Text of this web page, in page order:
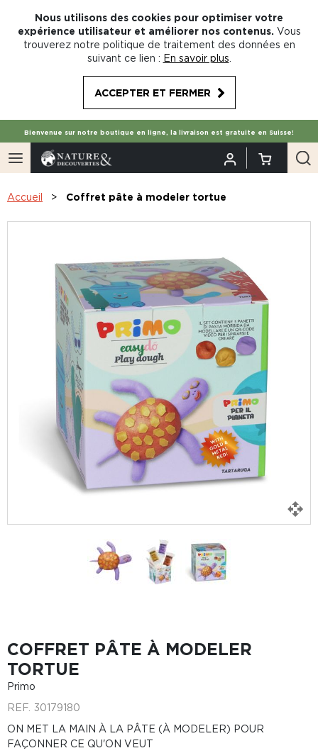
Nous utilisons des cookies pour optimiser votre
expérience utilisateur et améliorer nos contenus. Vous
trouverez notre politique de traitement des données en
suivant ce lien : En savoir plus
ACCEPTER ET FERMER
Bienvenue sur notre boutique en ligne, la livraison est gratuite en Suisse!
Accueil Coffret pâte à modeler tortue
COFFRET PÂTE À MODELER
TORTUE
Primo
REF. 30179180
ON MET LA MAIN À LA PÂTE (À MODELER) POUR
FAÇONNER CE QU'ON VEUT